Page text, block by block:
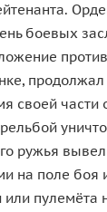
боевых
своей части
ружья
на поле боя
пулемёта